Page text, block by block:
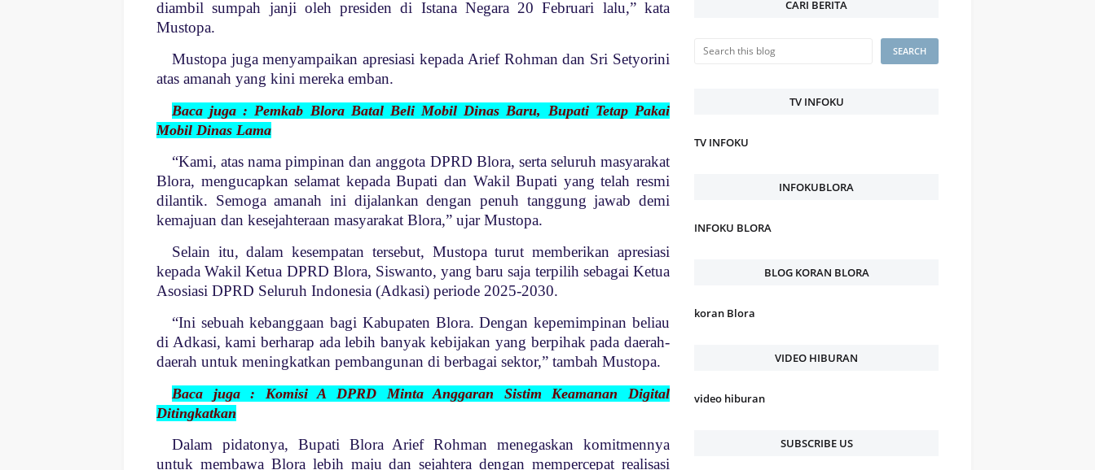
diambil sumpah janji oleh presiden di Istana Negara 20 Februari lalu,” kata
Mustopa.
Mustopa juga menyampaikan apresiasi kepada Arief Rohman dan Sri Setyorini
atas amanah yang kini mereka emban.
Baca juga : Pemkab Blora Batal Beli Mobil Dinas Baru, Bupati Tetap Pakai
Mobil Dinas Lama
“Kami, atas nama pimpinan dan anggota DPRD Blora, serta seluruh masyarakat
Blora, mengucapkan selamat kepada Bupati dan Wakil Bupati yang telah resmi
dilantik. Semoga amanah ini dijalankan dengan penuh tanggung jawab demi
kemajuan dan kesejahteraan masyarakat Blora,” ujar Mustopa.
Selain itu, dalam kesempatan tersebut, Mustopa turut memberikan apresiasi
kepada Wakil Ketua DPRD Blora, Siswanto, yang baru saja terpilih sebagai Ketua
Asosiasi DPRD Seluruh Indonesia (Adkasi) periode 2025-2030.
“Ini sebuah kebanggaan bagi Kabupaten Blora. Dengan kepemimpinan beliau
di Adkasi, kami berharap ada lebih banyak kebijakan yang berpihak pada daerah-
daerah untuk meningkatkan pembangunan di berbagai sektor,” tambah Mustopa.
Baca juga : Komisi A DPRD Minta Anggaran Sistim Keamanan Digital
Ditingkatkan
Dalam pidatonya, Bupati Blora Arief Rohman menegaskan komitmennya
untuk membawa Blora lebih maju dan sejahtera dengan mempercepat realisasi
CARI BERITA
TV INFOKU
TV INFOKU
INFOKUBLORA
INFOKU BLORA
BLOG KORAN BLORA
koran Blora
VIDEO HIBURAN
video hiburan
SUBSCRIBE US